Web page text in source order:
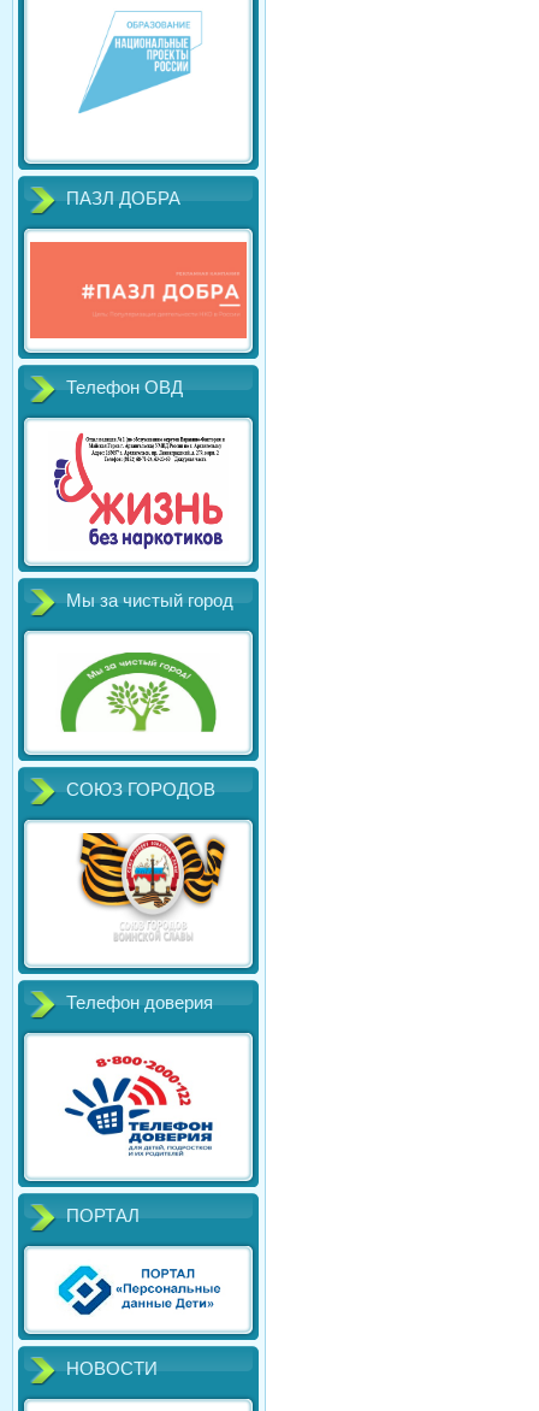
ПАЗЛ ДОБРА
Телефон ОВД
Мы за чистый город
СОЮЗ ГОРОДОВ
Телефон доверия
ПОРТАЛ
НОВОСТИ